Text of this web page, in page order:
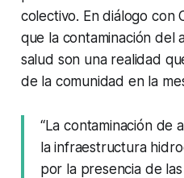
colectivo. En diálogo con
que la contaminación del
salud son una realidad
de la comunidad en la
“La contaminación de
la infraestructura
por la presencia de